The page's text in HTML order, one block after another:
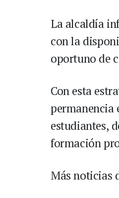
La alcaldía
con la
oportuno de
Con esta
permanencia
estudiantes,
formación
Más noticias